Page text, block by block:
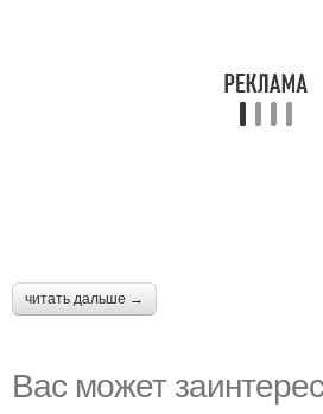
читать дальше →
Вас может